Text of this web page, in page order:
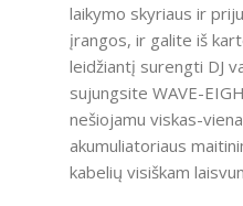
laikymo skyriaus ir
įrangos, ir galite iš
leidžiantį surengti DJ
sujungsite WAVE-
nešiojamu viskas-
akumuliatoriaus
kabelių visiškam